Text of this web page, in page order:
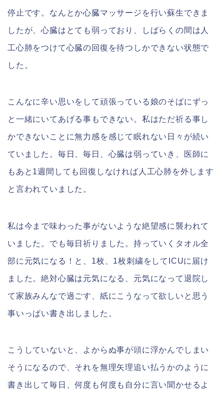
停止です。なんとか心臓マッサージを行い蘇生できま
したが、心臓はとても弱っており、しばらくの間は人
工心肺をつけて心臓の回復を待つしかできない状態で
した。
こんなに辛い思いをして頑張っている娘のそばにずっ
と一緒にいてあげる事もできない。私はただ祈る事し
かできないことに無力感を感じて眠れない日々が続い
ていました。毎日、毎日、心臓は弱っていき、医師に
もあと1週間しても回復しなければ人工心肺を外します
と言われていました。
私は今まで味わった事がないような絶望感に襲われて
いました。でも毎日祈りました。持っていくタオル全
部に元気になる！と、1枚、1枚刺繍をしてICUに届け
ました。絶対心臓は元気になる、元気になって退院し
て家族みんなで過ごす、紙にこうなって欲しいと思う
事いっぱい書き出しました。
こうしていないと、よからぬ事が頭に浮かんでしまい
そうになるので、それを無理矢理追い払うかのように
書き出して毎日、何度も何度も自分に言い聞かせるよ